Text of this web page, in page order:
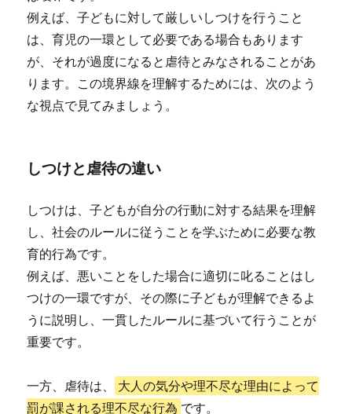
例えば、子どもに対して厳しいしつけを行うこと
は、育児の一環として必要である場合もあります
が、それが過度になると虐待とみなされることがあ
ります。この境界線を理解するためには、次のよう
な視点で見てみましょう。
しつけと虐待の違い
しつけは、子どもが自分の行動に対する結果を理解
し、社会のルールに従うことを学ぶために必要な教
育的行為です。
例えば、悪いことをした場合に適切に叱ることはし
つけの一環ですが、その際に子どもが理解できるよ
うに説明し、一貫したルールに基づいて行うことが
重要です。
一方、虐待は、
大人の気分や理不尽な理由によって
罰が課される理不尽な行為 です。